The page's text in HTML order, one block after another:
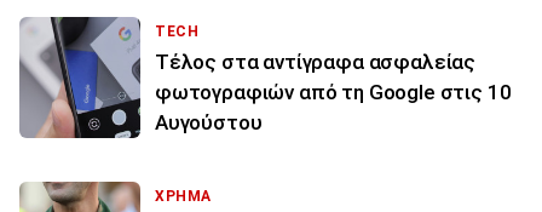
TECH
Τέλος στα αντίγραφα ασφαλείας
φωτογραφιών από τη Google στις 10
Αυγούστου
ΧΡΗΜΑ